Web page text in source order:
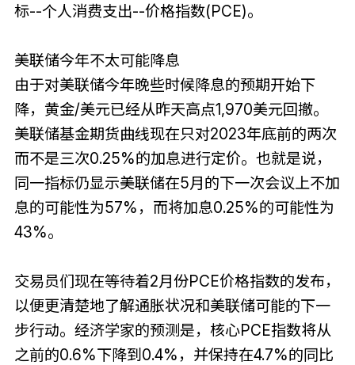
标--个人消费支出--价格指数(PCE)。
美联储今年不太可能降息
由于对美联储今年晚些时候降息的预期开始下
降，黄金/美元已经从昨天高点1,970美元回撤。
美联储基金期货曲线现在只对2023年底前的两次
而不是三次0.25%的加息进行定价。也就是说，
同一指标仍显示美联储在5月的下一次会议上不加
息的可能性为57%，而将加息0.25%的可能性为
43%。
交易员们现在等待着2月份PCE价格指数的发布，
以便更清楚地了解通胀状况和美联储可能的下一
步行动。经济学家的预测是，核心PCE指数将从
之前的0.6%下降到0.4%，并保持在4.7%的同比